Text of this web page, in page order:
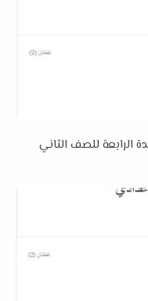
الرابعة للصف الثاني